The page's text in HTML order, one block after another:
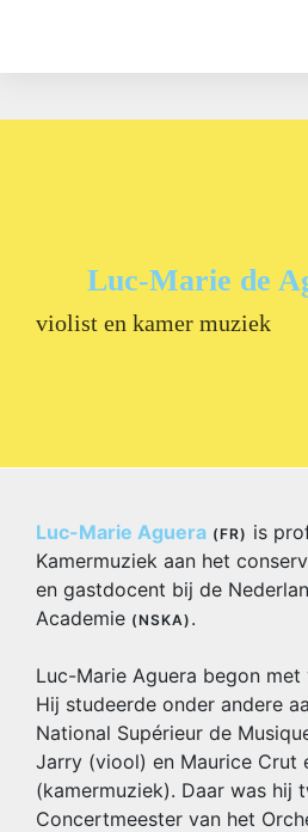
Luc-Marie de
violist en kamer muziek
Luc-Marie Aguera (FR) is
Kamermuziek aan het
en gastdocent bij de
Academie (NSKA) .
Luc-Marie Aguera begon met
Hij studeerde onder andere
National Supérieur de
Jarry (viool) en Maurice Crut
(kamermuziek). Daar was hij
Concertmeester van het